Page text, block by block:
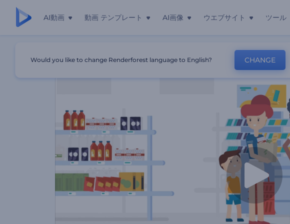
AI動画 動画 テンプレート AI画像 ウエブサイト ツール
Would you like to change Renderforest language to English? CHANGE